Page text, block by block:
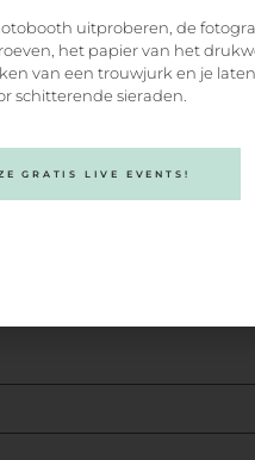
uitproberen, de
het papier van het
van een trouwjurk en je laten
schitterende sieraden.
GRATIS LIVE EVENTS!